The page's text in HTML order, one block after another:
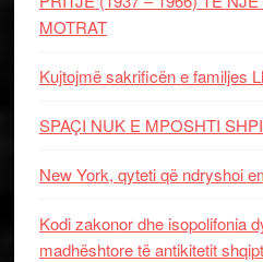
MOTRAT
Kujtojmë sakrificën e familjes
SPAÇI NUK E MPOSHTI
New York, qyteti që ndryshoi
Kodi zakonor dhe isopolifonia
madhështore të antikitetit